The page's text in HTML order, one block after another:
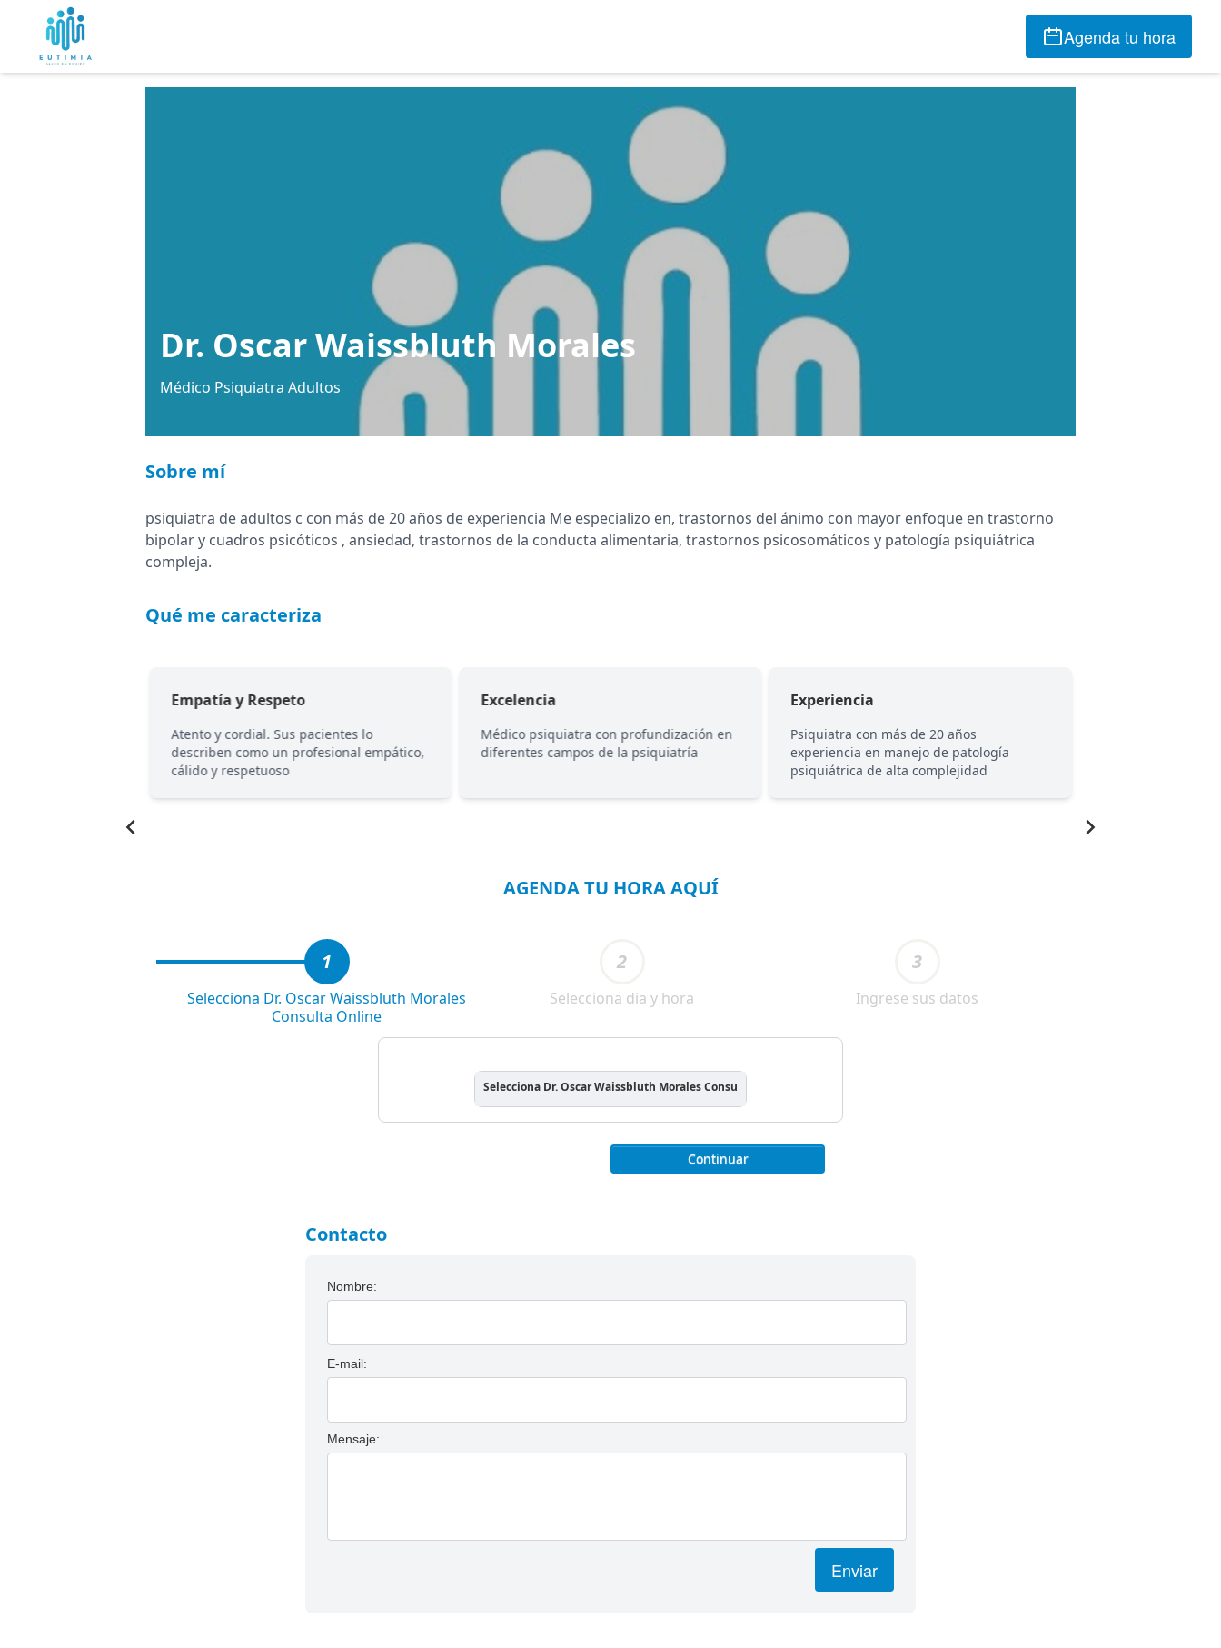
Agenda tu hora
Dr. Oscar Waissbluth Morales
Médico Psiquiatra Adultos
Sobre mí
psiquiatra de adultos c con más de 20 años de experiencia Me especializo en, trastornos del ánimo con mayor enfoque en trastorno
bipolar y cuadros psicóticos , ansiedad, trastornos de la conducta alimentaria, trastornos psicosomáticos y patología psiquiátrica
compleja.
Qué me caracteriza
Empatía y Respeto
Atento y cordial. Sus pacientes lo
describen como un profesional empático,
cálido y respetuoso
Excelencia
Médico psiquiatra con profundización en
diferentes campos de la psiquiatría
Experiencia
Psiquiatra con más de 20 años
experiencia en manejo de patología
psiquiátrica de alta complejidad
AGENDA TU HORA AQUÍ
1
Selecciona Dr. Oscar Waissbluth Morales
Consulta Online
2
Selecciona dia y hora
3
Ingrese sus datos
Selecciona Dr. Oscar Waissbluth Morales Consulta Online
Continuar
Contacto
Nombre:
E-mail:
Mensaje:
Enviar